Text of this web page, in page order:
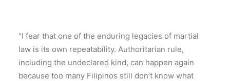
“I fear that one of the enduring legacies of martial
law is its own repeatability. Authoritarian rule,
including the undeclared kind, can happen again
because too many Filipinos still don’t know what